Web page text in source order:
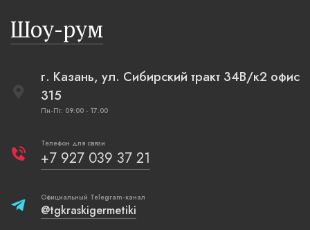
Шоу-рум
г. Казань, ул. Сибирский тракт 34В/к2 офис
315
Пн-Пт: 09:00 - 17:00
Телефон для связи
+7 927 039 37 21
Официальный Telegram-канал
@tgkraskigermetiki